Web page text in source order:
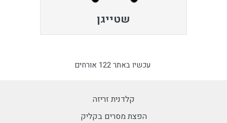
שטייגן
עכשיו באתר 122 אורחים
קלדנית זריזה
הפצת מסרים בקליק